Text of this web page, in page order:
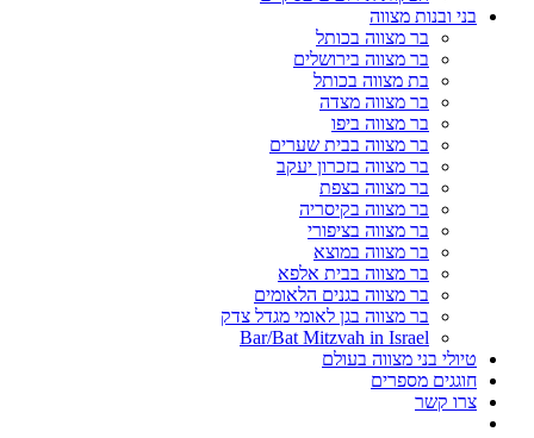
בני ובנות מצווה
בר מצווה בכותל
בר מצווה בירושלים
בת מצווה בכותל
בר מצווה מצדה
בר מצווה ביפו
בר מצווה בבית שערים
בר מצווה בזכרון יעקב
בר מצווה בצפת
בר מצווה בקיסריה
בר מצווה בציפורי
בר מצווה במוצא
בר מצווה בבית אלפא
בר מצווה בגנים הלאומים
בר מצווה בגן לאומי מגדל צדק
Bar/Bat Mitzvah in Israel
טיולי בני מצווה בעולם
חוגגים מספרים
צרו קשר